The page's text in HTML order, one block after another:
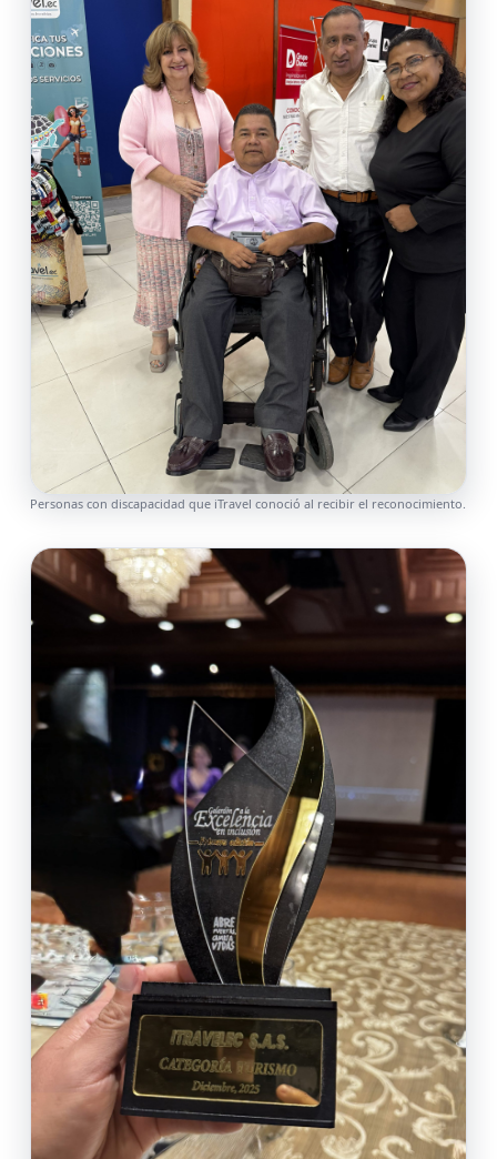
Personas con discapacidad que iTravel conoció al recibir el reconocimiento.